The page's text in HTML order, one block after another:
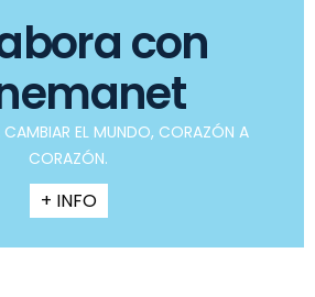
con
EL MUNDO, CORAZÓN A
CORAZÓN.
+ INFO